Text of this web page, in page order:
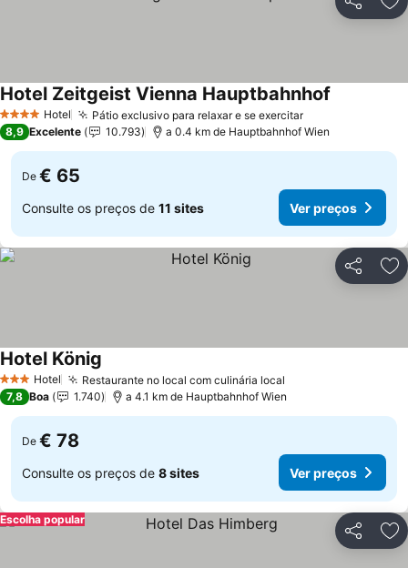
Partilhar
4 EstrelasHotel Pátio exclusivo para relaxar e se exercitar
Hotel Zeitgeist Vienna Hauptbahnhof
8,9 Excelente 10.793 a 0.4 km de Hauptbahnhof Wien
De € 65
Consulte os preços de 11 sites Ver preços
Partilhar
3 EstrelasHotel Restaurante no local com culinária local
Hotel König
7,8 Boa 1.740 a 4.1 km de Hauptbahnhof Wien
De € 78
Consulte os preços de 8 sites Ver preços
Partilhar
Escolha popular